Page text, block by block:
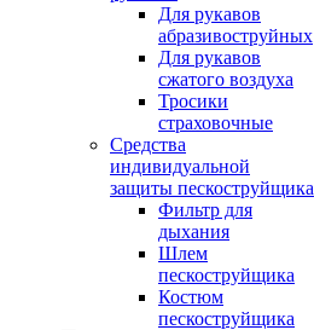
Для рукавов
абразивоструйных
Для рукавов
сжатого воздуха
Тросики
страховочные
Средства
индивидуальной
защиты пескоструйщика
Фильтр для
дыхания
Шлем
пескоструйщика
Костюм
пескоструйщика